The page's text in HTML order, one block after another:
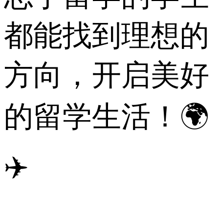
都能找到理想的
方向，开启美好
的留学生活！🌍
✈️